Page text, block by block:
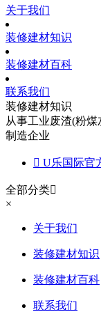
关于我们
装修建材知识
装修建材百科
联系我们
装修建材知识
从事工业废渣(粉
制造企业
 U乐国际官
全部分类
×
关于我们
装修建材知识
装修建材百科
联系我们